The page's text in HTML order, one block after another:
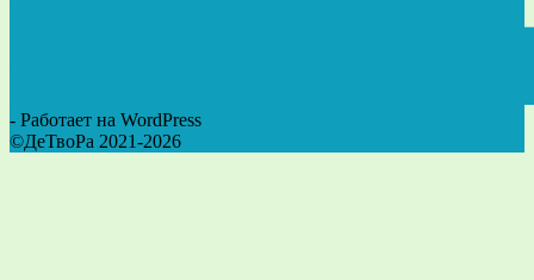
- Работает на WordPress
©ДеТвоРа 2021-2026